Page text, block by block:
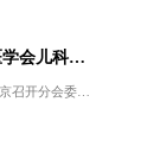
我院心内科吕海涛教授当选为江苏省医学会儿科学分会 候任主任委员
2018年12月17日，江苏省医学会儿科学分会在南京召开分会委员会换届会议，选举产生了由50名委员组成的第十届儿科学分会委员会。本届委员会选...